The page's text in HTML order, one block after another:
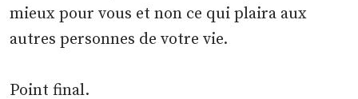
mieux pour vous et non ce qui plaira aux
autres personnes de votre vie.
Point final.